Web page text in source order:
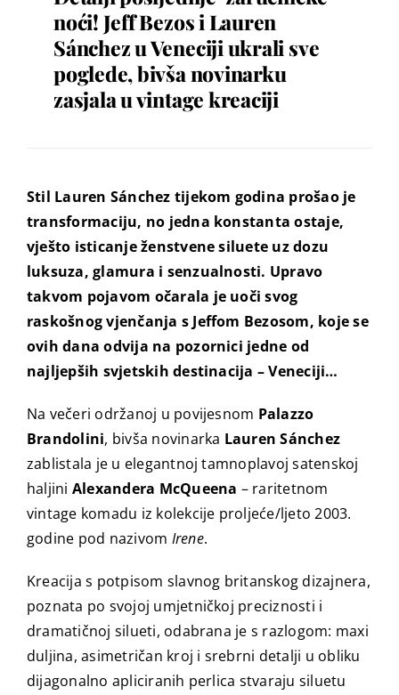
noći! Jeff Bezos i Lauren
Sánchez u Veneciji ukrali sve
poglede, bivša novinarku
zasjala u vintage kreaciji
Stil Lauren Sánchez tijekom godina prošao je
transformaciju, no jedna konstanta ostaje,
vješto isticanje ženstvene siluete uz dozu
luksuza, glamura i senzualnosti. Upravo
takvom pojavom očarala je uoči svog
raskošnog vjenčanja s Jeffom Bezosom, koje se
ovih dana odvija na pozornici jedne od
najljepših svjetskih destinacija – Veneciji…
Na večeri održanoj u povijesnom Palazzo
Brandolini, bivša novinarka Lauren Sánchez
zablistala je u elegantnoj tamnoplavoj satenskoj
haljini Alexandera McQueena – raritetnom
vintage komadu iz kolekcije proljeće/ljeto 2003.
godine pod nazivom Irene.
Kreacija s potpisom slavnog britanskog dizajnera,
poznata po svojoj umjetničkoj preciznosti i
dramatičnoj silueti, odabrana je s razlogom: maxi
duljina, asimetričan kroj i srebrni detalji u obliku
dijagonalno apliciranih perlica stvaraju siluetu